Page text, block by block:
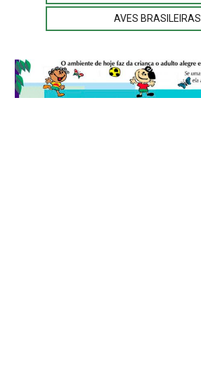
AVES BRASILEIRAS